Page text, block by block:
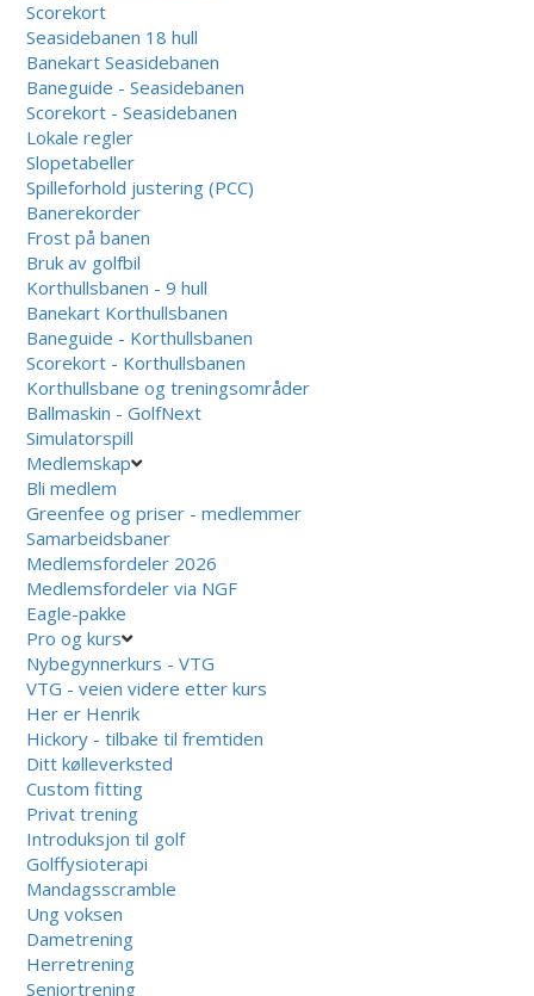
Scorekort
Seasidebanen 18 hull
Banekart Seasidebanen
Baneguide - Seasidebanen
Scorekort - Seasidebanen
Lokale regler
Slopetabeller
Spilleforhold justering (PCC)
Banerekorder
Frost på banen
Bruk av golfbil
Korthullsbanen - 9 hull
Banekart Korthullsbanen
Baneguide - Korthullsbanen
Scorekort - Korthullsbanen
Korthullsbane og treningsområder
Ballmaskin - GolfNext
Simulatorspill
Medlemskap
Bli medlem
Greenfee og priser - medlemmer
Samarbeidsbaner
Medlemsfordeler 2026
Medlemsfordeler via NGF
Eagle-pakke
Pro og kurs
Nybegynnerkurs - VTG
VTG - veien videre etter kurs
Her er Henrik
Hickory - tilbake til fremtiden
Ditt kølleverksted
Custom fitting
Privat trening
Introduksjon til golf
Golffysioterapi
Mandagsscramble
Ung voksen
Dametrening
Herretrening
Seniortrening